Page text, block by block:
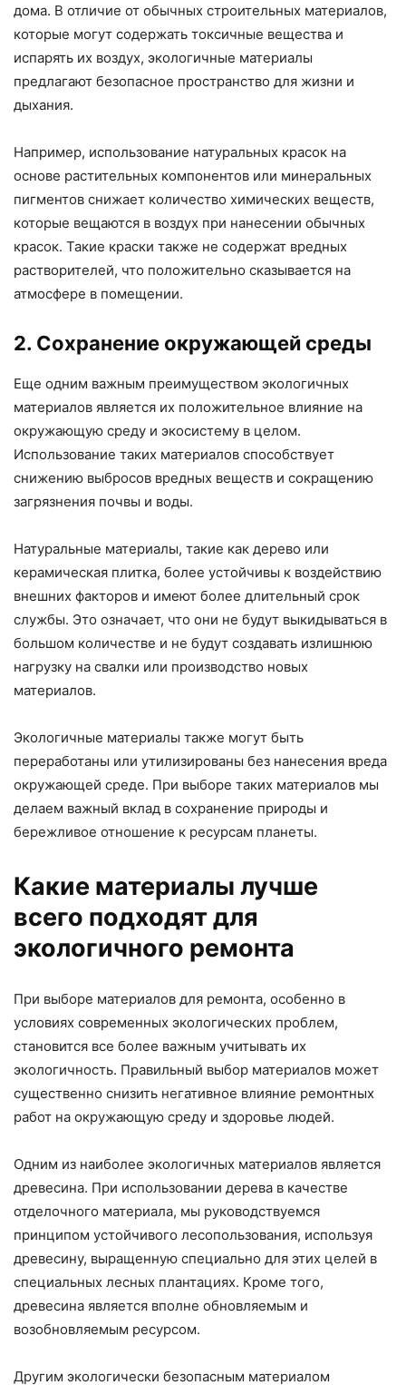
дома. В отличие от обычных строительных материалов,
которые могут содержать токсичные вещества и
испарять их воздух, экологичные материалы
предлагают безопасное пространство для жизни и
дыхания.
Например, использование натуральных красок на
основе растительных компонентов или минеральных
пигментов снижает количество химических веществ,
которые вещаются в воздух при нанесении обычных
красок. Такие краски также не содержат вредных
растворителей, что положительно сказывается на
атмосфере в помещении.
2. Сохранение окружающей среды
Еще одним важным преимуществом экологичных
материалов является их положительное влияние на
окружающую среду и экосистему в целом.
Использование таких материалов способствует
снижению выбросов вредных веществ и сокращению
загрязнения почвы и воды.
Натуральные материалы, такие как дерево или
керамическая плитка, более устойчивы к воздействию
внешних факторов и имеют более длительный срок
службы. Это означает, что они не будут выкидываться в
большом количестве и не будут создавать излишнюю
нагрузку на свалки или производство новых
материалов.
Экологичные материалы также могут быть
переработаны или утилизированы без нанесения вреда
окружающей среде. При выборе таких материалов мы
делаем важный вклад в сохранение природы и
бережливое отношение к ресурсам планеты.
Какие материалы лучше
всего подходят для
экологичного ремонта
При выборе материалов для ремонта, особенно в
условиях современных экологических проблем,
становится все более важным учитывать их
экологичность. Правильный выбор материалов может
существенно снизить негативное влияние ремонтных
работ на окружающую среду и здоровье людей.
Одним из наиболее экологичных материалов является
древесина. При использовании дерева в качестве
отделочного материала, мы руководствуемся
принципом устойчивого лесопользования, используя
древесину, выращенную специально для этих целей в
специальных лесных плантациях. Кроме того,
древесина является вполне обновляемым и
возобновляемым ресурсом.
Другим экологически безопасным материалом